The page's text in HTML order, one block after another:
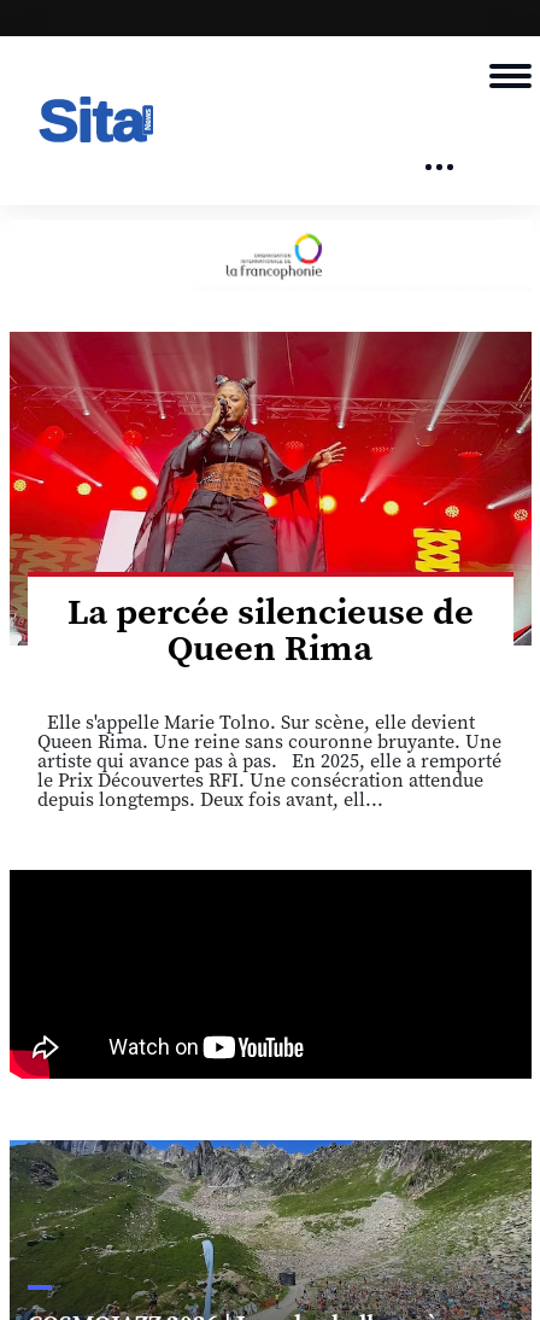
La percée silencieuse de
Queen Rima
Elle s'appelle Marie Tolno. Sur scène, elle devient
Queen Rima. Une reine sans couronne bruyante. Une
artiste qui avance pas à pas. En 2025, elle a remporté
le Prix Découvertes RFI. Une consécration attendue
depuis longtemps. Deux fois avant, ell...